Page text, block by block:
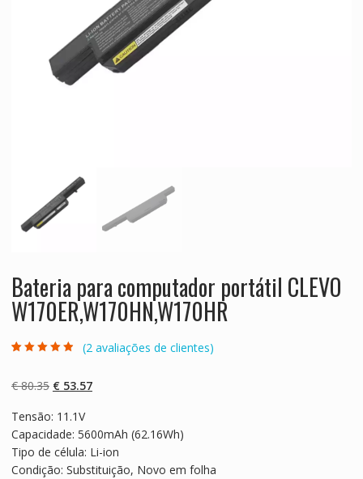
Bateria para computador portátil CLEVO
W170ER,W170HN,W170HR
5 com base
em
clientes
(2 avaliações de clientes)
€80.35 O
original
era:
€ 80.35.
€53.57O
é:
€ 53.57.
Tensão: 11.1V
Capacidade: 5600mAh (62.16Wh)
Tipo de célula: Li-ion
Condição: Substituição, Novo em folha